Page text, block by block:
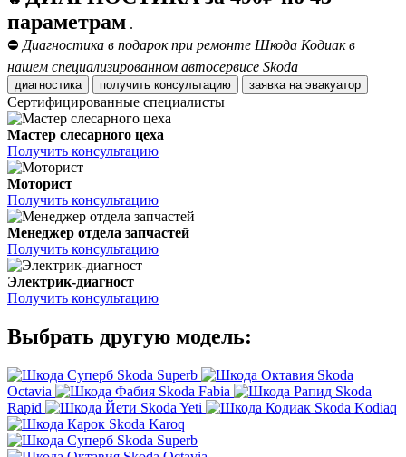
параметрам .
⛔ Диагностика в подарок при ремонте Шкода Кодиак в
нашем специализированном автосервисе Skoda
диагностика получить консультацию заявка на эвакуатор
Сертифицированные специалисты
Мастер слесарного цеха
Получить консультацию
Моторист
Получить консультацию
Менеджер отдела запчастей
Получить консультацию
Электрик-диагност
Получить консультацию
Выбрать другую модель:
Skoda Superb
Skoda
Octavia
Skoda Fabia
Skoda
Rapid
Skoda Yeti
Skoda Kodiaq
Skoda Karoq
Skoda Superb